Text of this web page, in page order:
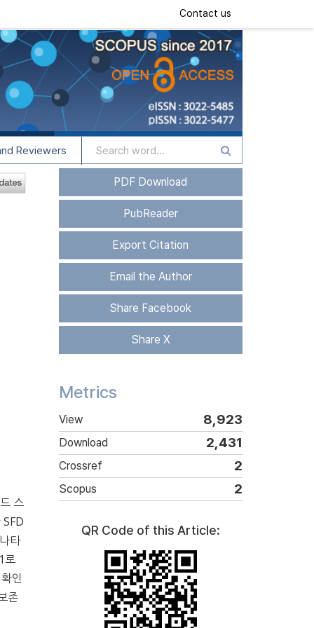
Contact us
Reviewers
스
타
로
인
존
PDF Download
PubReader
Export Citation
Email the Author
Share Facebook
Share X
Metrics
View 8,923
Download 2,431
Crossref 2
Scopus 2
QR Code of this Article: